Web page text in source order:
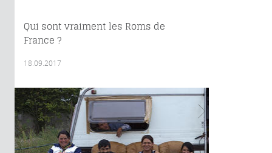
Qui sont vraiment les Roms de
France ?
18.09.2017